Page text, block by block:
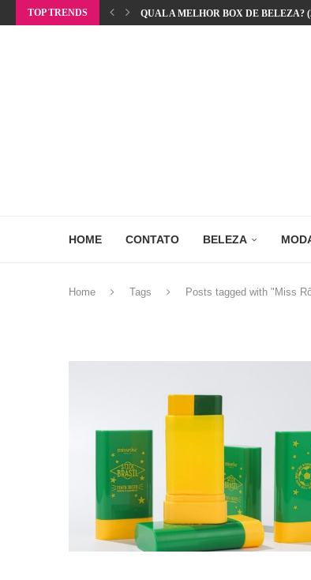
TOP TRENDS QUAL A MELHOR BOX DE BELEZA?
HOME CONTATO BELEZA
Home Tags Posts tagged with "Miss